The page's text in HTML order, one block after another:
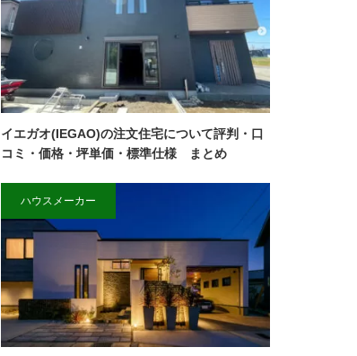
イエガオ(IEGAO)の注文住宅について評判・口
コミ・価格・坪単価・標準仕様 まとめ
ハウスメーカー